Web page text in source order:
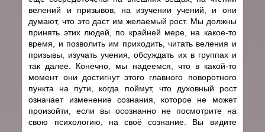
велений и призывов, на изучении учений, и они
думают, что это даст им желаемый рост. Мы должны
принять этих людей, по крайней мере, на какое-то
время, и позволить им приходить, читать веления и
призывы, изучать учения, обсуждать их в группах и
так далее. Конечно, мы надеемся, что в какой-то
момент они достигнут этого главного поворотного
пункта на пути, когда поймут, что духовный рост
означает изменение сознания, которое не может
произойти, если вы осознанно не посмотрите на
свою психологию, на своё сознание. Вы видите